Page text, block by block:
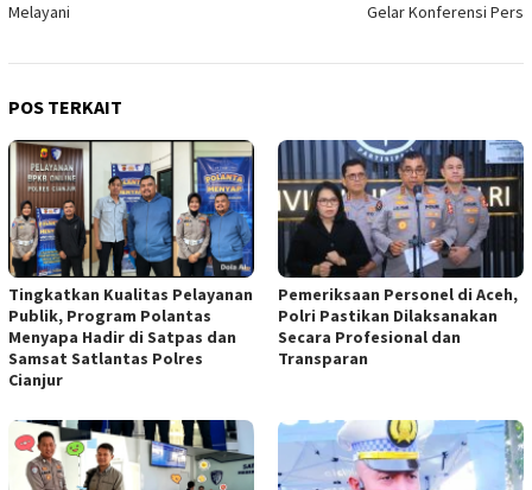
Melayani
Gelar Konferensi Pers
POS TERKAIT
Tingkatkan Kualitas Pelayanan
Publik, Program Polantas
Menyapa Hadir di Satpas dan
Samsat Satlantas Polres
Cianjur
Pemeriksaan Personel di Aceh,
Polri Pastikan Dilaksanakan
Secara Profesional dan
Transparan